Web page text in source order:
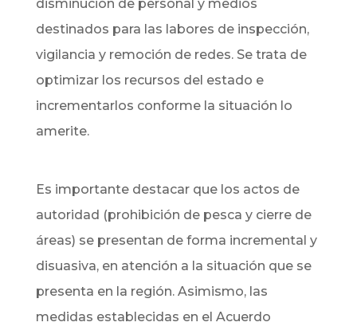
disminución de personal y medios
destinados para las labores de inspección,
vigilancia y remoción de redes. Se trata de
optimizar los recursos del estado e
incrementarlos conforme la situación lo
amerite.
Es importante destacar que los actos de
autoridad (prohibición de pesca y cierre de
áreas) se presentan de forma incremental y
disuasiva, en atención a la situación que se
presenta en la región. Asimismo, las
medidas establecidas en el Acuerdo